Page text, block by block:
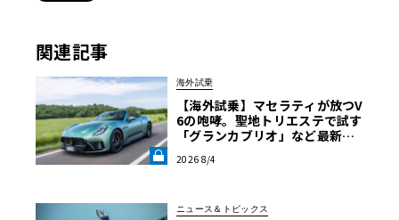
関連記事
海外試乗
【海外試乗】マセラティが放つV
6の咆哮。聖地トリエステで試す
「グランカブリオ」など最新ト
LANT LAB》
2026 8/4
ニュース＆トピックス